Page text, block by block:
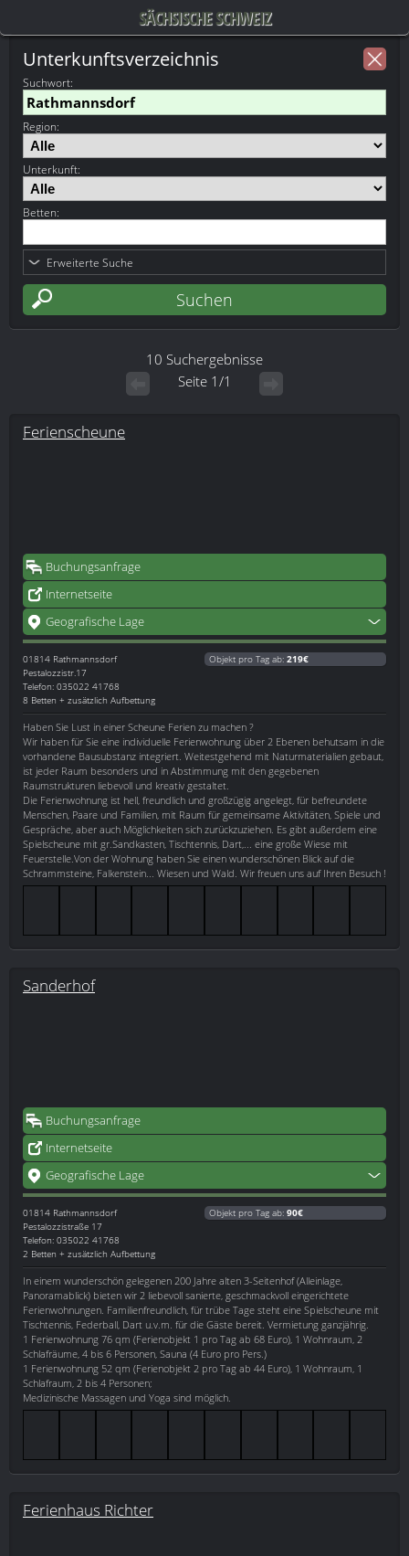
SÄCHSISCHE SCHWEIZ
Unterkunftsverzeichnis
Suchwort:
Region:
Unterkunft:
Betten:
Erweiterte Suche
10 Suchergebnisse
Seite 1/1
Ferienscheune
Buchungsanfrage
Internetseite
Geografische Lage
01814 Rathmannsdorf
Pestalozzistr.17
Telefon: 035022 41768
8 Betten + zusätzlich Aufbettung
Objekt pro Tag ab: 219€
Haben Sie Lust in einer Scheune Ferien zu machen ?
Wir haben für Sie eine individuelle Ferienwohnung über 2 Ebenen behutsam in die
vorhandene Bausubstanz integriert. Weitestgehend mit Naturmaterialien gebaut,
ist jeder Raum besonders und in Abstimmung mit den gegebenen
Raumstrukturen liebevoll und kreativ gestaltet.
Die Ferienwohnung ist hell, freundlich und großzügig angelegt, für befreundete
Menschen, Paare und Familien, mit Raum für gemeinsame Aktivitäten, Spiele und
Gespräche, aber auch Möglichkeiten sich zurückzuziehen. Es gibt außerdem eine
Spielscheune mit gr.Sandkasten, Tischtennis, Dart,... eine große Wiese mit
Feuerstelle.Von der Wohnung haben Sie einen wunderschönen Blick auf die
Schrammsteine, Falkenstein... Wiesen und Wald. Wir freuen uns auf Ihren Besuch !
Sanderhof
Buchungsanfrage
Internetseite
Geografische Lage
01814 Rathmannsdorf
Pestalozzistraße 17
Telefon: 035022 41768
2 Betten + zusätzlich Aufbettung
Objekt pro Tag ab: 90€
In einem wunderschön gelegenen 200 Jahre alten 3-Seitenhof (Alleinlage,
Panoramablick) bieten wir 2 liebevoll sanierte, geschmackvoll eingerichtete
Ferienwohnungen. Familienfreundlich, für trübe Tage steht eine Spielscheune mit
Tischtennis, Federball, Dart u.v.m. für die Gäste bereit. Vermietung ganzjährig.
1 Ferienwohnung 76 qm (Ferienobjekt 1 pro Tag ab 68 Euro), 1 Wohnraum, 2
Schlafräume, 4 bis 6 Personen, Sauna (4 Euro pro Pers.)
1 Ferienwohnung 52 qm (Ferienobjekt 2 pro Tag ab 44 Euro), 1 Wohnraum, 1
Schlafraum, 2 bis 4 Personen;
Medizinische Massagen und Yoga sind möglich.
Ferienhaus Richter